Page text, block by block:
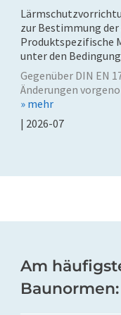
zur Bestimmung
Produktspezifische
unter den
Gegenüber DIN EN
Änderungen
» mehr
| 2026-07
Am
Baunormen: